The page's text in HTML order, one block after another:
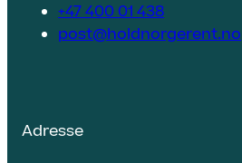
+47 400 01 438
post@holdnorgerent.no
Adresse